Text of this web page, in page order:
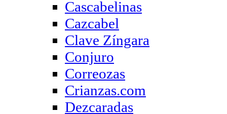
Cascabelinas
Cazcabel
Clave Zíngara
Conjuro
Correozas
Crianzas.com
Dezcaradas